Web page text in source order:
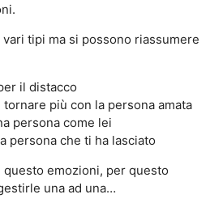
tipi ma si possono riassumere
il distacco
più con la persona amata
persona come lei
persona che ti ha lasciato
emozioni, per questo
una ad una…